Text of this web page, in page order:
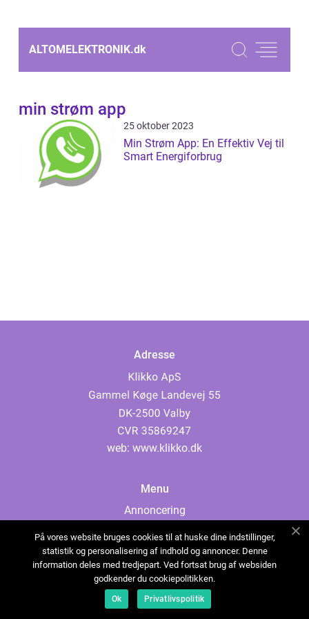
ALTOMELEKTRONIK.dk
min strøm app
25 oktober 2023
Min Strøm App: En Effektiv Vej til
Smart Energiforbrug
Adresse
web: www.klikko.dk
Menu
Annoncering
Cookies
Kontakt os
Sitemap
På vores website bruges cookies til at huske dine indstillinger,
statistik og personalisering af indhold og annoncer. Denne
information deles med tredjepart. Ved fortsat brug af websiden
godkender du cookiepolitikken.
Ok Privatlivspolitik